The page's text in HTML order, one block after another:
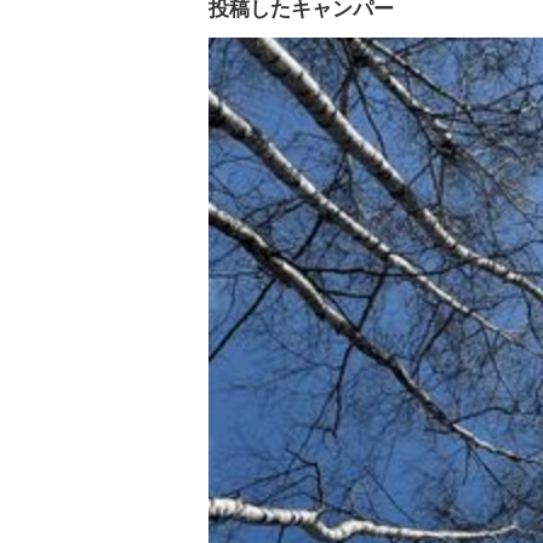
投稿したキャンパー